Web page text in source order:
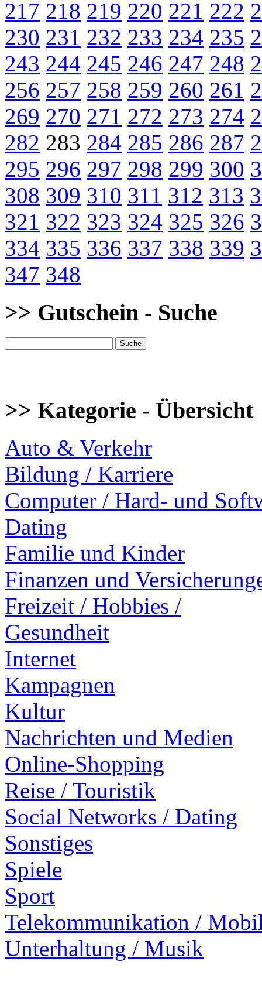
217 218 219 220 221 222
230 231 232 233 234 235
243 244 245 246 247 248
256 257 258 259 260 261
269 270 271 272 273 274
282 283 284 285 286 287
295 296 297 298 299 300
308 309 310 311 312 313
321 322 323 324 325 326
334 335 336 337 338 339
347 348
>> Gutschein - Suche
>> Kategorie - Übersicht
Auto & Verkehr
Bildung / Karriere
Computer / Hard- und
Dating
Familie und Kinder
Finanzen und
Freizeit / Hobbies /
Gesundheit
Internet
Kampagnen
Kultur
Nachrichten und Medien
Online-Shopping
Reise / Touristik
Social Networks / Dating
Sonstiges
Spiele
Sport
Telekommunikation /
Unterhaltung / Musik